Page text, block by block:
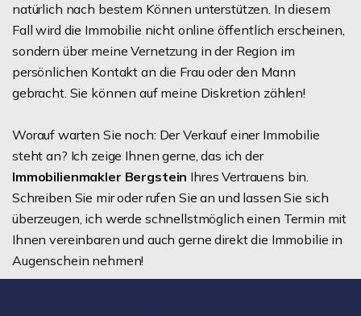
natürlich nach bestem Können unterstützen. In diesem
Fall wird die Immobilie nicht online öffentlich erscheinen,
sondern über meine Vernetzung in der Region im
persönlichen Kontakt an die Frau oder den Mann
gebracht. Sie können auf meine Diskretion zählen!
Worauf warten Sie noch: Der Verkauf einer Immobilie
steht an? Ich zeige Ihnen gerne, das ich der
Immobilienmakler Bergstein Ihres Vertrauens bin.
Schreiben Sie mir oder rufen Sie an und lassen Sie sich
überzeugen, ich werde schnellstmöglich einen Termin mit
Ihnen vereinbaren und auch gerne direkt die Immobilie in
Augenschein nehmen!